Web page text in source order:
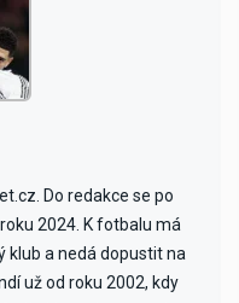
Do redakce se po
2024. K fotbalu má
klub a nedá dopustit na
už od roku 2002, kdy